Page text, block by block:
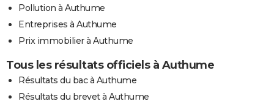
Pollution à Authume
Entreprises à Authume
Prix immobilier à Authume
Tous les résultats officiels à Authume
Résultats du bac à Authume
Résultats du brevet à Authume